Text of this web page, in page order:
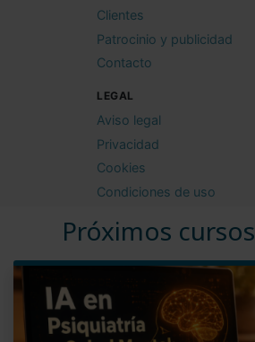
Próximos cursos
Clientes
Patrocinio y publicidad
Contacto
LEGAL
Aviso legal
Privacidad
Cookies
Condiciones de uso